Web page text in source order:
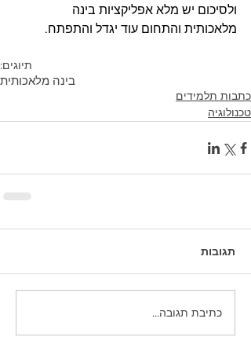
ולסיכום יש מלא אפליקציות בינה
מלאכותית והתחום עוד יגדל והתפתח.
תיוגים:
בינה מלאכותית
כתבות תלמידים
טכנולוגיה
תגובות
כתיבת תגובה...